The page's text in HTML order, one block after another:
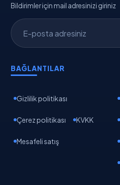
Bildirimler için mail adresinizi giriniz
BAĞLANTILAR
Gizlilik politikası
Çerez politikası KVKK
Mesafeli satış